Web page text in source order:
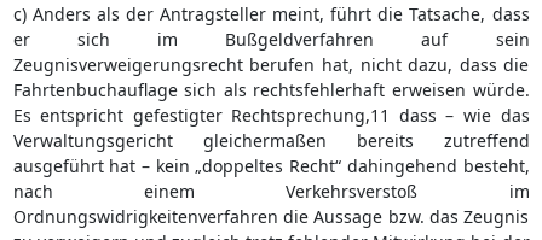
c) Anders als der Antragsteller meint, führt die Tatsache, dass
er sich im Bußgeldverfahren auf sein
Zeugnisverweigerungsrecht berufen hat, nicht dazu, dass die
Fahrtenbuchauflage sich als rechtsfehlerhaft erweisen würde.
Es entspricht gefestigter Rechtsprechung,11 dass – wie das
Verwaltungsgericht gleichermaßen bereits zutreffend
ausgeführt hat – kein „doppeltes Recht“ dahingehend besteht,
nach einem Verkehrsverstoß im
Ordnungswidrigkeitenverfahren die Aussage bzw. das Zeugnis